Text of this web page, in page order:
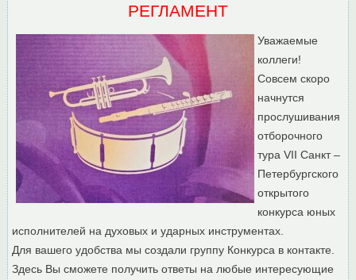
РЕГЛАМЕНТ
Уважаемые
коллеги!
Совсем скоро
начнутся
прослушивания
отборочного
тура VII Санкт –
Петербургского
открытого
конкурса юных
исполнителей на духовых и ударных инструментах.
Для вашего удобства мы создали группу Конкурса в контакте.
Здесь Вы сможете получить ответы на любые интересующие